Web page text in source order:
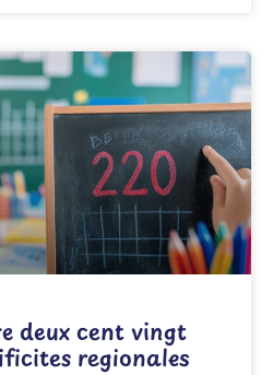
deux cent vingt
regionales